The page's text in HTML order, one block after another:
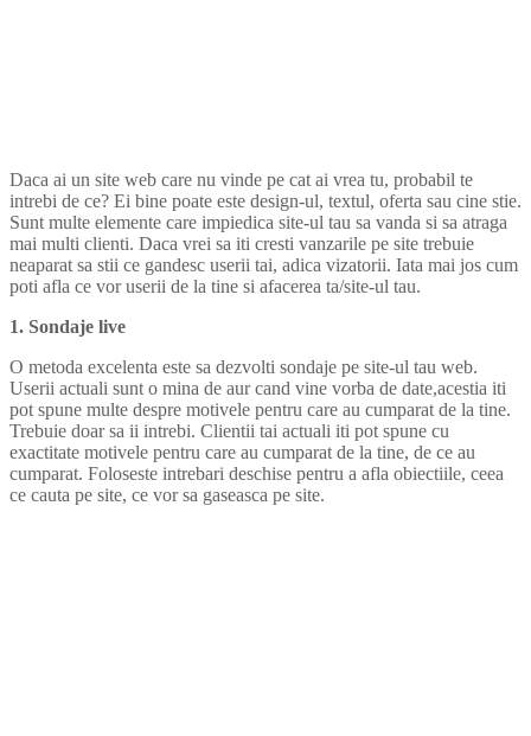
Daca ai un site web care nu vinde pe cat ai vrea tu, probabil te
intrebi de ce? Ei bine poate este design-ul, textul, oferta sau cine stie.
Sunt multe elemente care impiedica site-ul tau sa vanda si sa atraga
mai multi clienti. Daca vrei sa iti cresti vanzarile pe site trebuie
neaparat sa stii ce gandesc userii tai, adica vizatorii. Iata mai jos cum
poti afla ce vor userii de la tine si afacerea ta/site-ul tau.
1. Sondaje live
O metoda excelenta este sa dezvolti sondaje pe site-ul tau web.
Userii actuali sunt o mina de aur cand vine vorba de date,acestia iti
pot spune multe despre motivele pentru care au cumparat de la tine.
Trebuie doar sa ii intrebi. Clientii tai actuali iti pot spune cu
exactitate motivele pentru care au cumparat de la tine, de ce au
cumparat. Foloseste intrebari deschise pentru a afla obiectiile, ceea
ce cauta pe site, ce vor sa gaseasca pe site.